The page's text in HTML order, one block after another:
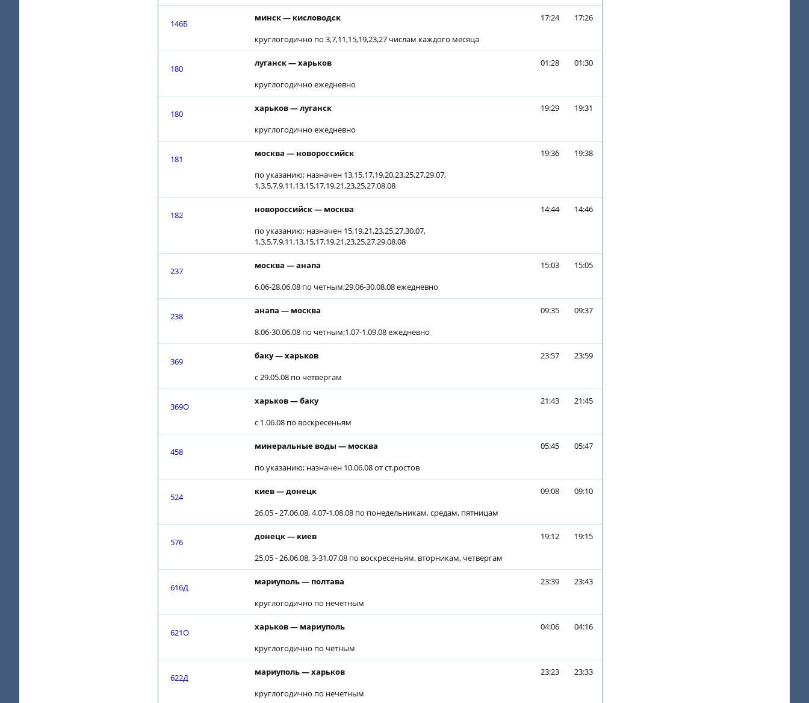
146Б
минск — кисловодск
круглогодично по 3,7,11,15,19,23,27 числам каждого месяца
17:24 17:26
180
луганск — харьков
круглогодично ежедневно
01:28 01:30
180
харьков — луганск
круглогодично ежедневно
19:29 19:31
181
москва — новороссийск
по указанию; назначен 13,15,17,19,20,23,25,27,29.07,
1,3,5,7,9,11,13,15,17,19,21,23,25,27.08.08
19:36 19:38
182
новороссийск — москва
по указанию; назначен 15,19,21,23,25,27,30.07,
1,3,5,7,9,11,13,15,17,19,21,23,25,27,29.08.08
14:44 14:46
237
москва — анапа
6.06-28.06.08 по четным;29.06-30.08.08 ежедневно
15:03 15:05
238
анапа — москва
8.06-30.06.08 по четным;1.07-1.09.08 ежедневно
09:35 09:37
369
баку — харьков
с 29.05.08 по четвергам
23:57 23:59
369О
харьков — баку
с 1.06.08 по воскресеньям
21:43 21:45
458
минеральные воды — москва
по указанию; назначен 10.06.08 от ст.ростов
05:45 05:47
524
киев — донецк
26.05 - 27.06.08, 4.07-1.08.08 по понедельникам, средам, пятницам
09:08 09:10
576
донецк — киев
25.05 - 26.06.08, 3-31.07.08 по воскресеньям, вторникам, четвергам
19:12 19:15
616Д
мариуполь — полтава
круглогодично по нечетным
23:39 23:43
621О
харьков — мариуполь
круглогодично по четным
04:06 04:16
622Д
мариуполь — харьков
круглогодично по нечетным
23:23 23:33